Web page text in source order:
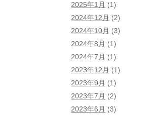
2025年1月 (1)
2024年12月 (2)
2024年10月 (3)
2024年8月 (1)
2024年7月 (1)
2023年12月 (1)
2023年9月 (1)
2023年7月 (2)
2023年6月 (3)